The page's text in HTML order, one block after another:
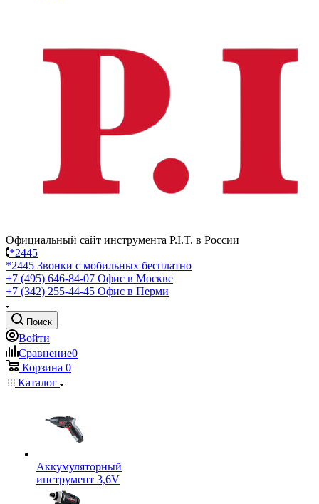
Официальный сайт инструмента P.I.T. в России
*2445
*2445 Звонки с мобильных бесплатно
+7 (495) 646-84-07 Офис в Москве
+7 (342) 255-44-45 Офис в Перми
Поиск
Войти
Сравнение0
Корзина 0
Каталог
Аккумуляторный
инструмент 3,6V